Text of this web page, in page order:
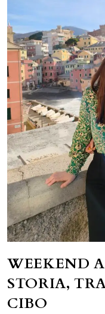
WEEKEND
STORIA,
CIBO